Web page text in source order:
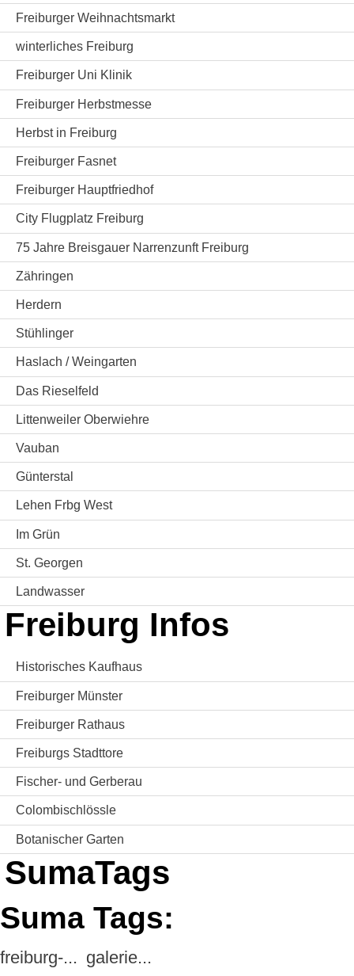
Freiburger Weihnachtsmarkt
winterliches Freiburg
Freiburger Uni Klinik
Freiburger Herbstmesse
Herbst in Freiburg
Freiburger Fasnet
Freiburger Hauptfriedhof
City Flugplatz Freiburg
75 Jahre Breisgauer Narrenzunft Freiburg
Zähringen
Herdern
Stühlinger
Haslach / Weingarten
Das Rieselfeld
Littenweiler Oberwiehre
Vauban
Günterstal
Lehen Frbg West
Im Grün
St. Georgen
Landwasser
Freiburg Infos
Historisches Kaufhaus
Freiburger Münster
Freiburger Rathaus
Freiburgs Stadttore
Fischer- und Gerberau
Colombischlössle
Botanischer Garten
SumaTags
Suma Tags:
freiburg-... galerie...